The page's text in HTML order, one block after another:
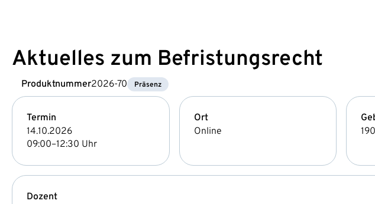
Aktuelles zum Befristungsrecht
Produktnummer2026-70 Präsenz
Termin
14.10.2026
09:00–12:30 Uhr
Ort
Online
Dozent